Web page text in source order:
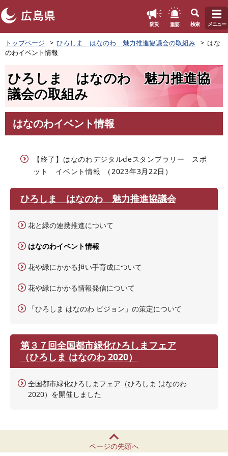
ペ
ー
ジ
す
防災 重要 検索 メニュー
トップページ ひろしま はなのわ 魅力推進協議会の取組み
はな
のわイベント情報
ひろしま はなのわ 魅力推進協
議会の取組み
文
はなのわイベント情報
【終了】はなのわデジタルdeスタンプラリー スポ
ット イベント情報
2023年3月22日
ひろしま はなのわ 魅力推進協議会
花と緑の連携推進について
はなのわイベント情報
花や緑にかかる担い手育成について
花や緑にかかる情報発信について
「ひろしま はなのわ ビジョン」の策定について
第３７回全国都市緑化ひろしまフェア
（ひろしま はなのわ 2020）
全国都市緑化ひろしまフェア（ひろしま はなのわ
2020）を開催しました
ページの先頭へ